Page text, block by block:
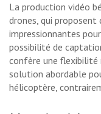
La production vidéo
drones, qui proposent
impressionnantes
possibilité de
confère une
solution abordable
hélicoptère,